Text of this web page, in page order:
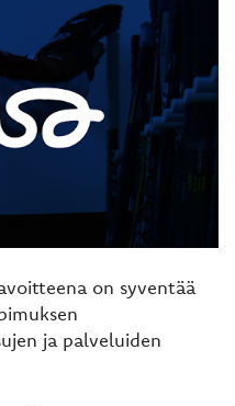
on syventää
ja palveluiden